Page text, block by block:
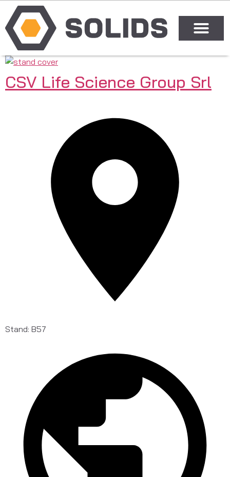
CSV Life Science Group Srl
Stand: B57